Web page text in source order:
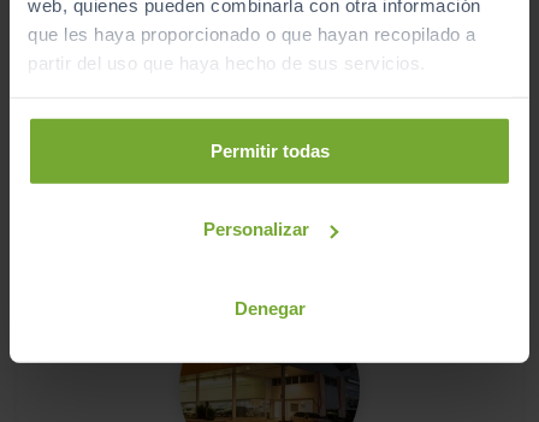
web, quienes pueden combinarla con otra información
que les haya proporcionado o que hayan recopilado a
partir del uso que haya hecho de sus servicios.
Permitir todas
Personalizar
Denegar
Apersa Lugo
Ver localización y horarios
Ver vehículos del concesionario